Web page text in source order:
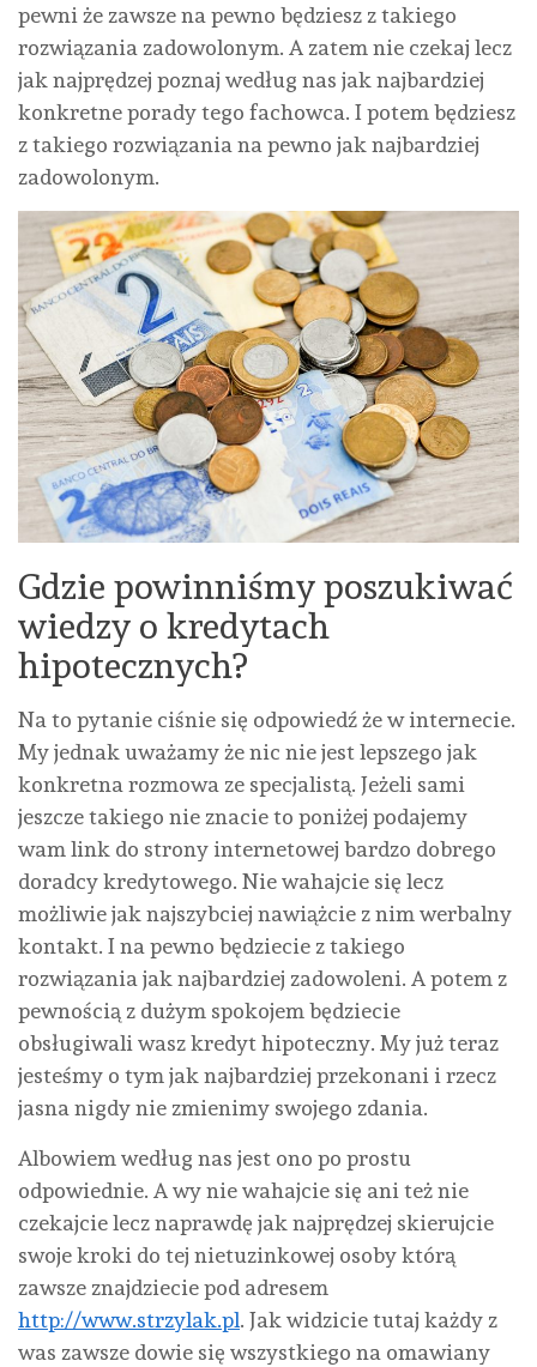
pewni że zawsze na pewno będziesz z takiego
rozwiązania zadowolonym. A zatem nie czekaj lecz
jak najprędzej poznaj według nas jak najbardziej
konkretne porady tego fachowca. I potem będziesz
z takiego rozwiązania na pewno jak najbardziej
zadowolonym.
Gdzie powinniśmy poszukiwać
wiedzy o kredytach
hipotecznych?
Na to pytanie ciśnie się odpowiedź że w internecie.
My jednak uważamy że nic nie jest lepszego jak
konkretna rozmowa ze specjalistą. Jeżeli sami
jeszcze takiego nie znacie to poniżej podajemy
wam link do strony internetowej bardzo dobrego
doradcy kredytowego. Nie wahajcie się lecz
możliwie jak najszybciej nawiążcie z nim werbalny
kontakt. I na pewno będziecie z takiego
rozwiązania jak najbardziej zadowoleni. A potem z
pewnością z dużym spokojem będziecie
obsługiwali wasz kredyt hipoteczny. My już teraz
jesteśmy o tym jak najbardziej przekonani i rzecz
jasna nigdy nie zmienimy swojego zdania.
Albowiem według nas jest ono po prostu
odpowiednie. A wy nie wahajcie się ani też nie
czekajcie lecz naprawdę jak najprędzej skierujcie
swoje kroki do tej nietuzinkowej osoby którą
zawsze znajdziecie pod adresem
http://www.strzylak.pl. Jak widzicie tutaj każdy z
was zawsze dowie się wszystkiego na omawiany